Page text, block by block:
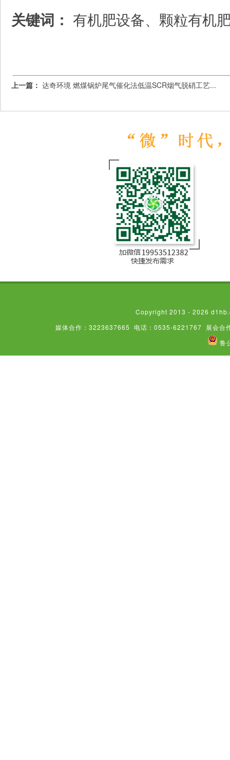
关键词： 有机肥设备、颗粒有机
上一篇： 达奇环境 燃煤锅炉尾气催化法低温SCR烟气脱硝工艺...
Copyright 2013 - 2026
媒体合作：3223637665
电话：0535-6221767 展会合
鲁